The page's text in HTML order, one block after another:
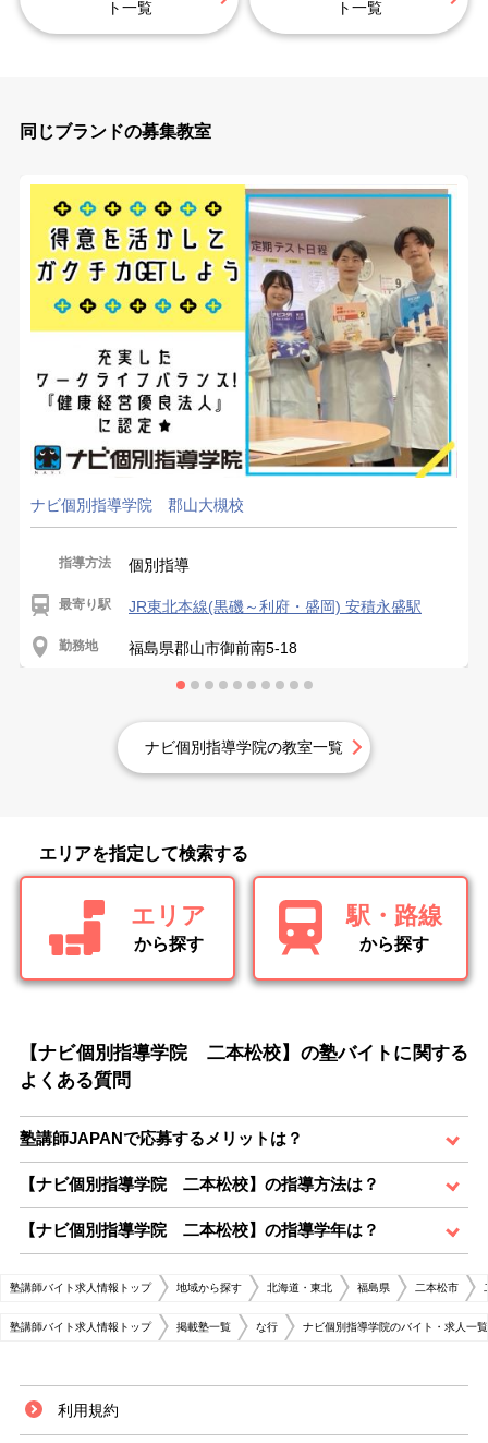
ト一覧
ト一覧
同じブランドの募集教室
ナビ個別指導学院 郡山大槻校
指導方法 個別指導
最寄り駅 JR東北本線(黒磯～利府・盛岡) 安積永盛駅
勤務地 福島県郡山市御前南5-18
ナビ個別指導学院の教室一覧
エリアを指定して検索する
エリア
から探す
駅・路線
から探す
【ナビ個別指導学院 二本松校】の塾バイトに関する
よくある質問
塾講師JAPANで応募するメリットは？
【ナビ個別指導学院 二本松校】の指導方法は？
【ナビ個別指導学院 二本松校】の指導学年は？
塾講師バイト求人情報トップ 地域から探す 北海道・東北 福島県 二本松市
塾講師バイト求人情報トップ 掲載塾一覧 な行 ナビ個別指導学院のバイト・求人一覧
利用規約